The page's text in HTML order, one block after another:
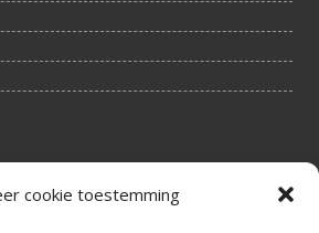
cookie toestemming